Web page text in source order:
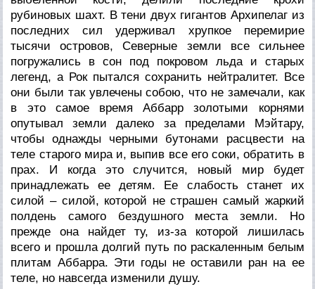
рубиновых шахт. В тени двух гигантов Архипелаг из
последних сил удерживал хрупкое перемирие
тысячи островов, Северные земли все сильнее
погружались в сон под покровом льда и старых
легенд, а Рок пытался сохранить нейтралитет. Все
они были так увлечены собою, что не замечали, как
в это самое время Аббарр золотыми корнями
опутывал земли далеко за пределами Мэйтару,
чтобы однажды черными бутонами расцвести на
теле старого мира и, выпив все его соки, обратить в
прах. И когда это случится, новый мир будет
принадлежать ее детям. Ее слабость станет их
силой – силой, которой не страшен самый жаркий
полдень самого бездушного места земли. Но
прежде она найдет ту, из-за которой лишилась
всего и прошла долгий путь по раскаленным белым
плитам Аббарра. Эти годы не оставили ран на ее
теле, но навсегда изменили душу.